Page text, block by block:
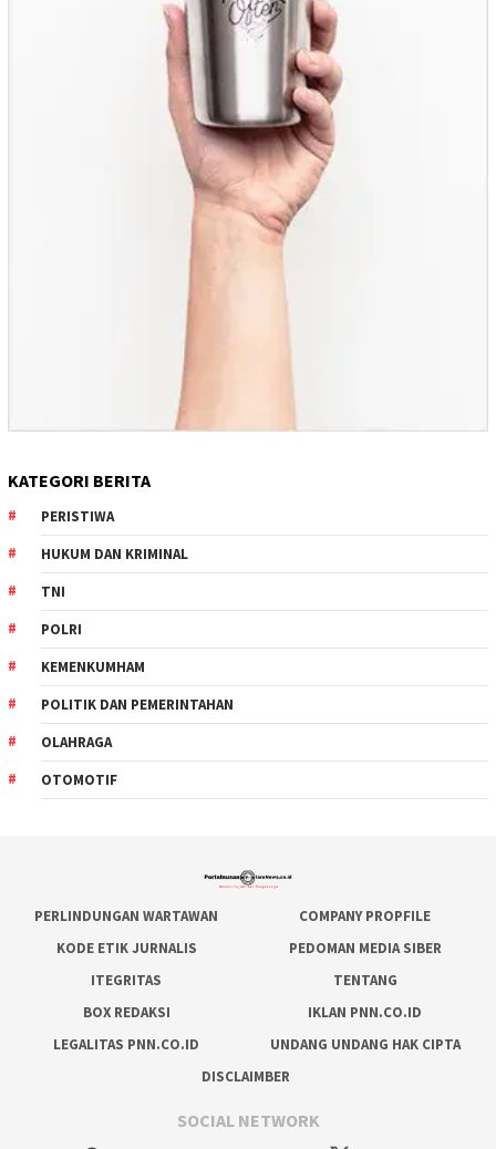
KATEGORI BERITA
PERISTIWA
HUKUM DAN KRIMINAL
TNI
POLRI
KEMENKUMHAM
POLITIK DAN PEMERINTAHAN
OLAHRAGA
OTOMOTIF
PERLINDUNGAN WARTAWAN
COMPANY PROPFILE
KODE ETIK JURNALIS
PEDOMAN MEDIA SIBER
ITEGRITAS
TENTANG
BOX REDAKSI
IKLAN PNN.CO.ID
LEGALITAS PNN.CO.ID
UNDANG UNDANG HAK CIPTA
DISCLAIMBER
SOCIAL NETWORK